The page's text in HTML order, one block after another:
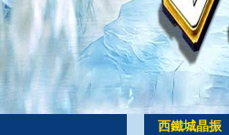
西鐵城晶振